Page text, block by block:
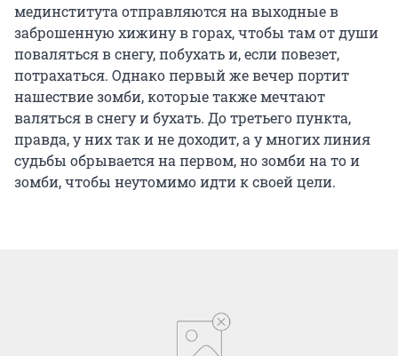
мединститута отправляются на выходные в
заброшенную хижину в горах, чтобы там от души
поваляться в снегу, побухать и, если повезет,
потрахаться. Однако первый же вечер портит
нашествие зомби, которые также мечтают
валяться в снегу и бухать. До третьего пункта,
правда, у них так и не доходит, а у многих линия
судьбы обрывается на первом, но зомби на то и
зомби, чтобы неутомимо идти к своей цели.